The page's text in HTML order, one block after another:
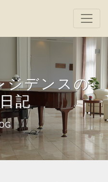
ジデンスの
記